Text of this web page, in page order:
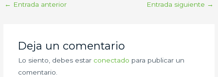
← Entrada anterior Entrada siguiente →
Deja un comentario
Lo siento, debes estar conectado para publicar un
comentario.